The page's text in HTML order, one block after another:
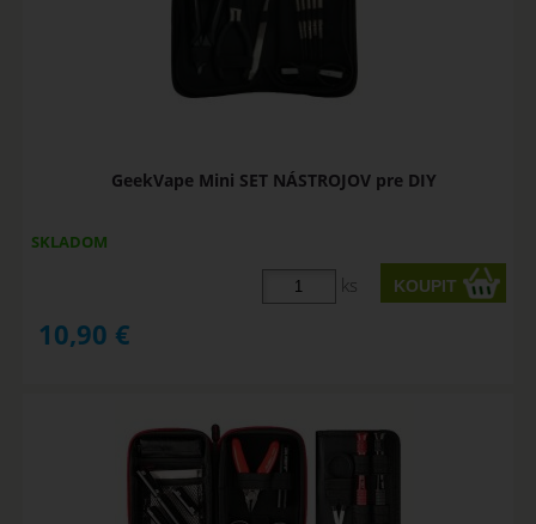
GeekVape Mini SET NÁSTROJOV pre DIY
SKLADOM
ks
10,90 €